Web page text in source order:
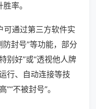
率。
可通过第三方软件实
防封号”等功能，部分
别好”或“透视他人牌
行、自动连接等技
不被封号”。